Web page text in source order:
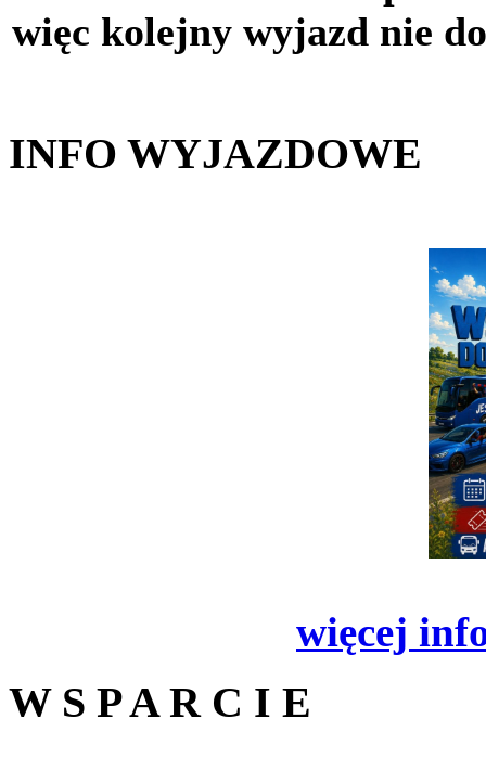
więc kolejny wyjazd nie
INFO WYJAZDOWE
więcej
W S P A R C I E